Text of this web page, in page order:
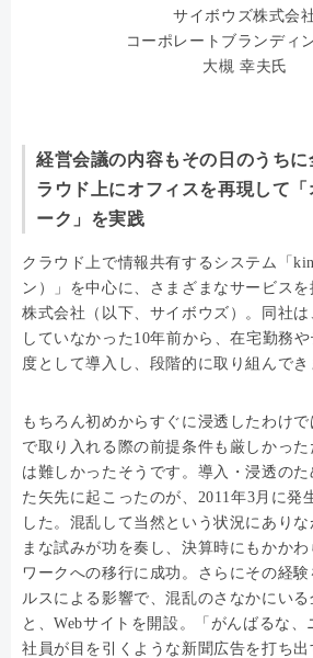
サイボウズ株式会
コーポレートブランディ
大槻 幸夫氏
経営会議の内容もその日のうちに
ラウド上にオフィスを再現して
ーク」を実践
クラウド上で情報共有するシステム「
ン）」を中心に、さまざまなサービス
株式会社（以下、サイボウズ）。同社
していなかった10年前から、在宅勤務
度として導入し、段階的に取り組んでき
もちろん初めからすぐに浸透したわけ
で取り入れる際の前提条件も厳しかっ
は難しかったそうです。導入・浸透の
た矢先に起こったのが、2011年3月に発
した。混乱して当然という状況にあり
まな試みが功を奏し、決算時にもかか
ワークへの移行に成功。さらにその経
ルスによる影響で、混乱のさなかにいる
と、Webサイトを開設。「がんばるな
社員が目を引くような新聞広告を打ち